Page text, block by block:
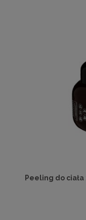
Peeling do